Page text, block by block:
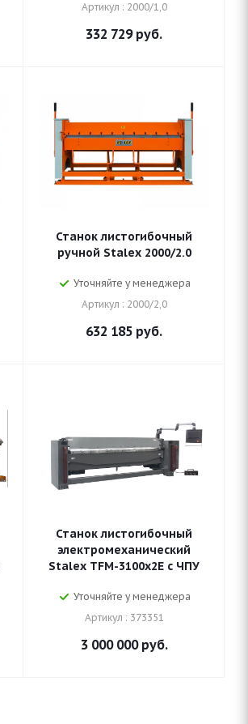
Артикул : 2000/1,0
332 729руб.
Станок листогибочный
ручной Stalex 2000/2.0
Уточняйте у менеджера
Артикул : 2000/2,0
632 185 руб.
Станок листогибочный
электромеханический
Stalex TFM-3100х2E c ЧПУ
Уточняйте у менеджера
Артикул : 373351
3 000 000руб.